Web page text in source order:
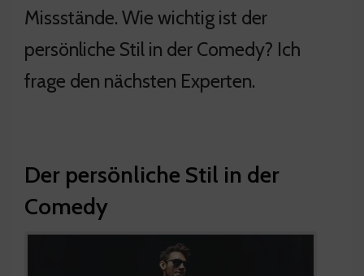
Missstände. Wie wichtig ist der
persönliche Stil in der Comedy? Ich
frage den nächsten Experten.
Der persönliche Stil in der
Comedy